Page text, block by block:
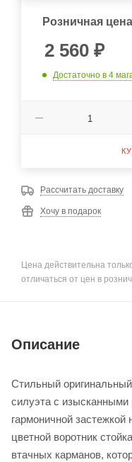
Розничная
2 560 ₽
Достаточно в 4
Рассчитать доставку
Хочу в подарок
Цена действительна
отличаться от цен в
Описание
Стильный
силуэта с
гармоничной
цветной воротник
втачных карманов,